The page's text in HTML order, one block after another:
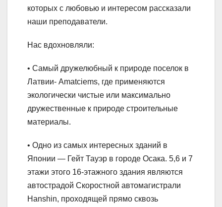
которых с любовью и интересом рассказали
наши преподаватели.
Нас вдохновляли:
• Самый дружелюбный к природе поселок в
Латвии- Amatciems, где применяются
экологически чистые или максимально
дружественные к природе строительные
материалы.
• Одно из самых интересных зданий в
Японии — Гейт Тауэр в городе Осака. 5,6 и 7
этажи этого 16-этажного здания являются
автострадой Скоростной автомагистрали
Hanshin, проходящей прямо сквозь